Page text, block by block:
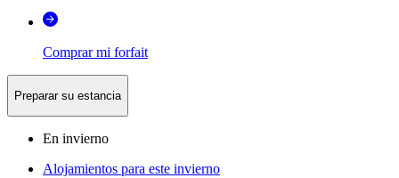
Comprar mi forfait
Preparar su estancia
En invierno
Alojamientos para este invierno